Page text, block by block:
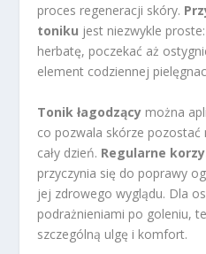
proces regeneracji skóry.
toniku jest niezwykle
herbatę, poczekać aż
element codziennej
Tonik łagodzący można
co pozwala skórze pozostać
cały dzień. Regularne
przyczynia się do poprawy
jej zdrowego wyglądu. Dla
podrażnieniami po goleniu,
szczególną ulgę i komfort.